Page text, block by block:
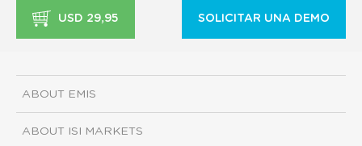
USD 29,95 SOLICITAR UNA DEMO
ABOUT EMIS
ABOUT ISI MARKETS